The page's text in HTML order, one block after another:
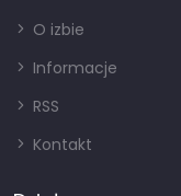
O izbie
Informacje
RSS
Kontakt